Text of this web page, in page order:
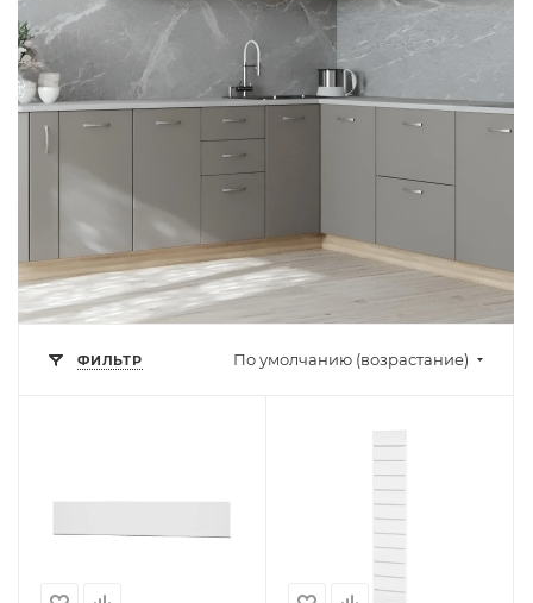
ФИЛЬТР По умолчанию (возрастание)